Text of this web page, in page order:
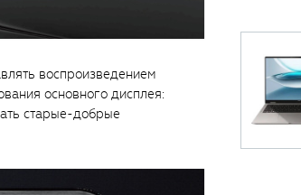
воспроизведением
основного дисплея:
старые-добрые